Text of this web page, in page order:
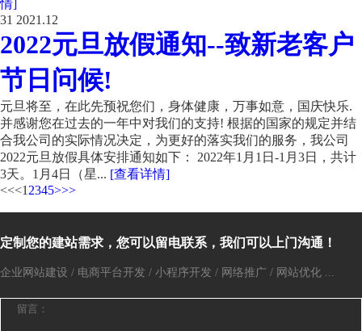
情]
31 2021.12
2022元旦放假通知--致新老客户
节日问候!
元旦将至，在此先预祝您们，身体健康，万事如意，国庆快乐.
并感谢您在过去的一年中对我们的支持! 根据的国家的规定并结
合我公司的实际情况决定，为更好的落实我们的服务，我公司
2022元旦放假具体安排通知如下： 2022年1月1日-1月3日，共计
3天。1月4日（星... [查看详情]
<<<1 2345>>>
定制您的建站需求，您可以留电联系，我们可以上门沟通！
企业网站建设 / 电商平台开发 / 小程序开发 / 网络推广 / 网站优化 ...